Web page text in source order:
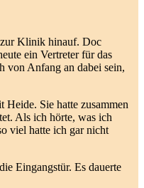
Klinik hinauf. Doc
ein Vertreter für das
von Anfang an dabei sein,
Heide. Sie hatte zusammen
Als ich hörte, was ich
viel hatte ich gar nicht
Eingangstür. Es dauerte